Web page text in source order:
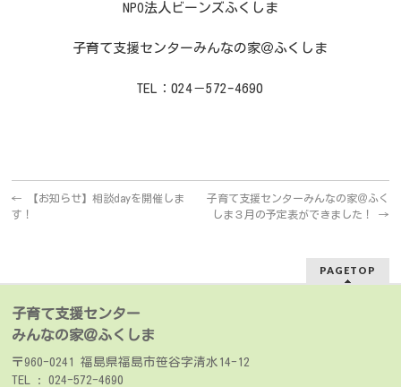
NPO法人ビーンズふくしま
子育て支援センターみんなの家＠ふくしま
TEL：024－572-4690
←
【お知らせ】相談dayを開催しま
す！
子育て支援センターみんなの家＠ふく
しま３月の予定表ができました！ →
PAGETOP
子育て支援センター
みんなの家＠ふくしま
〒960-0241 福島県福島市笹谷字清水14-12
TEL : 024-572-4690